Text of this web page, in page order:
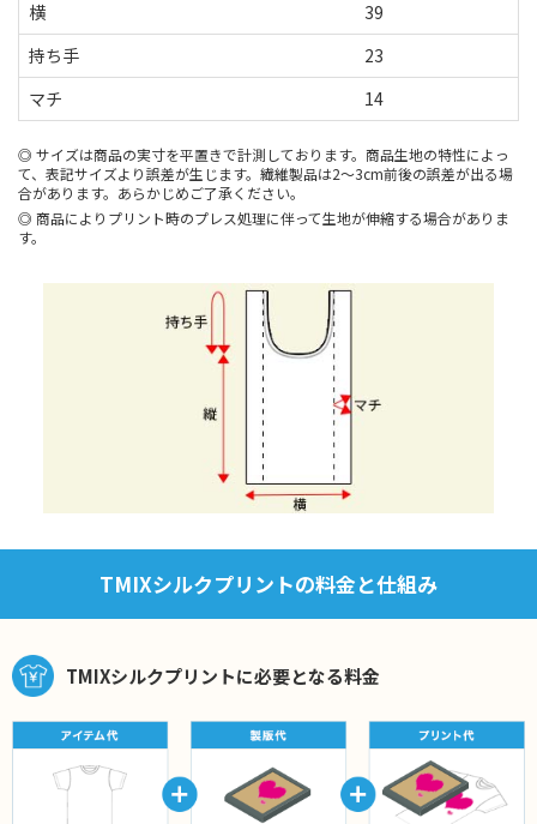
横
39
持ち手
23
マチ
14
サイズは商品の実寸を平置きで計測しております。商品生地の特性によっ
て、表記サイズより誤差が生じます。繊維製品は2～3cm前後の誤差が出る場
合があります。あらかじめご了承ください。
商品によりプリント時のプレス処理に伴って生地が伸縮する場合がありま
す。
TMIXシルクプリントの料金と仕組み
TMIXシルクプリントに必要となる料金